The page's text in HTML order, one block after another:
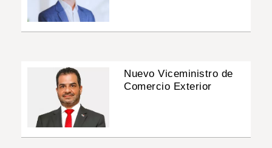
Nuevo Viceministro de
Comercio Exterior